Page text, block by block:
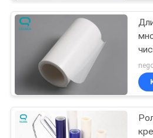
СПРОСИТЕ
ЦИТАТУ
КАРТА
САЙТА